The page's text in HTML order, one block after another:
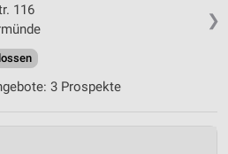
❯
116
3 Prospekte